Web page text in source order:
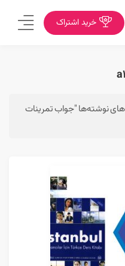
خرید اشتراک
نوشته‌ها "جواب تمرینات